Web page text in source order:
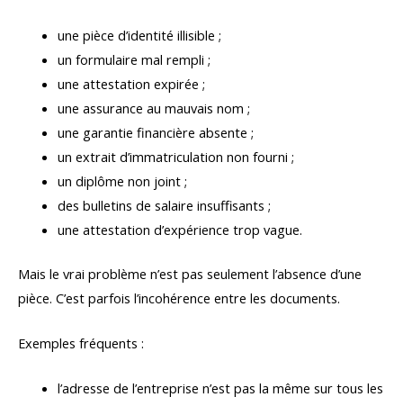
une pièce d’identité illisible ;
un formulaire mal rempli ;
une attestation expirée ;
une assurance au mauvais nom ;
une garantie financière absente ;
un extrait d’immatriculation non fourni ;
un diplôme non joint ;
des bulletins de salaire insuffisants ;
une attestation d’expérience trop vague.
Mais le vrai problème n’est pas seulement l’absence d’une
pièce. C’est parfois l’incohérence entre les documents.
Exemples fréquents :
l’adresse de l’entreprise n’est pas la même sur tous les